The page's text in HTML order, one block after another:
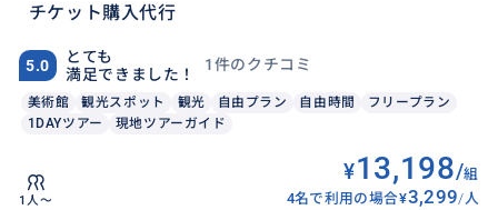
チケット購入代行
5.0
とても
満足できました！
1件のクチコミ
美術館 観光スポット 観光 自由プラン 自由時間
フリープラン
1DAYツアー
現地ツアーガイド
1人〜
¥13,198/組
4名で利用の場合¥3,299/人